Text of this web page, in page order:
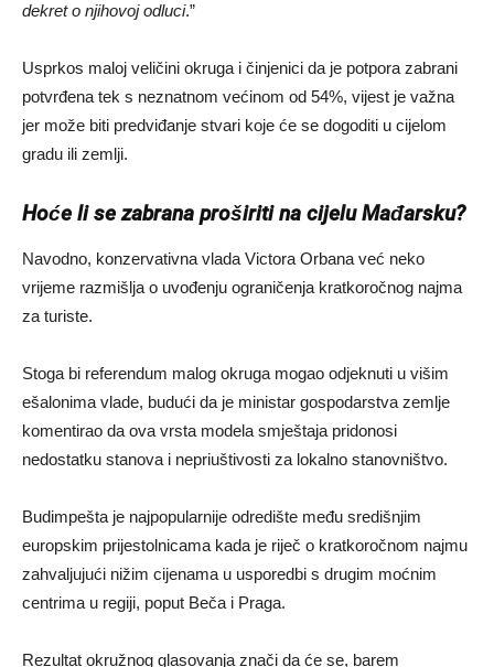
dekret o njihovoj odluci.”
Usprkos maloj veličini okruga i činjenici da je potpora zabrani
potvrđena tek s neznatnom većinom od 54%, vijest je važna
jer može biti predviđanje stvari koje će se dogoditi u cijelom
gradu ili zemlji.
Hoće li se zabrana proširiti na cijelu Mađarsku?
Navodno, konzervativna vlada Victora Orbana već neko
vrijeme razmišlja o uvođenju ograničenja kratkoročnog najma
za turiste.
Stoga bi referendum malog okruga mogao odjeknuti u višim
ešalonima vlade, budući da je ministar gospodarstva zemlje
komentirao da ova vrsta modela smještaja pridonosi
nedostatku stanova i nepriuštivosti za lokalno stanovništvo.
Budimpešta je najpopularnije odredište među središnjim
europskim prijestolnicama kada je riječ o kratkoročnom najmu
zahvaljujući nižim cijenama u usporedbi s drugim moćnim
centrima u regiji, poput Beča i Praga.
Rezultat okružnog glasovanja znači da će se, barem